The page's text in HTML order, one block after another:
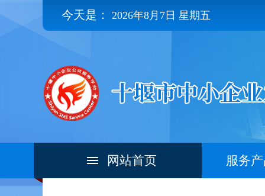
今天是： 2026年8月7日 星期五
网站首页 服务